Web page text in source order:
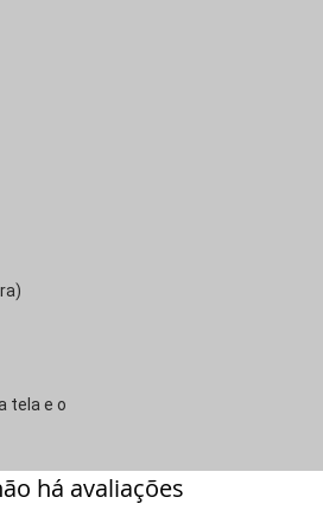
tela e o
há avaliações